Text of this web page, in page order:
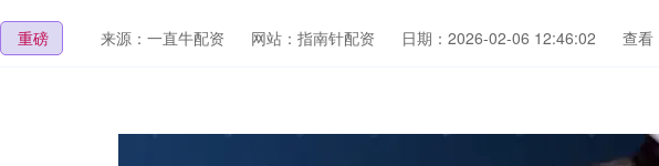
重磅 来源：一直牛配资 网站：指南针配资 日期：2026-02-06 12:46:02 查看